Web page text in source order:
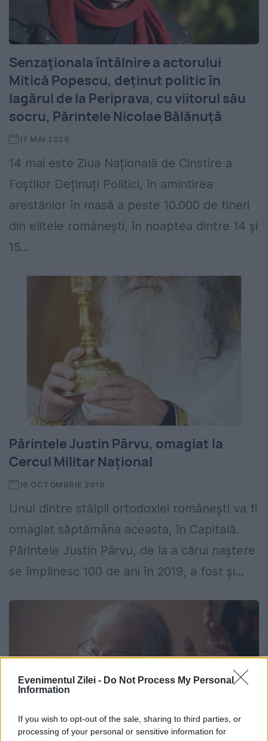
Evenimentul Zilei - Do Not Process My Personal
Information
If you wish to opt-out of the sale, sharing to third parties, or
processing of your personal or sensitive information for
Senzaționala întâlnire a actorului
Mitică Popescu, deținut politic în
lagărul de la Periprava, cu viitorul său
socru, Părintele Nicolae Bălănuță
17 MAI 2020
14 mai este Ziua Națională de Cinstire a
Foștilor Deținuți Politici, în amintirea
arestărilor în masă a peste 10.000 de tineri
din elitele românești, în noaptea dintre 14 şi
15...
Părintele Justin Pârvu, omagiat la
Cercul Militar Național
16 OCTOMBRIE 2019
Unul dintre stâlpii ortodoxiei românești va fi
omagiat săptămâna aceasta, în Capitală.
Părintele Justin Pârvu, de la a cărui naștere
se împlinesc 100 de ani în 2019, a fost și...